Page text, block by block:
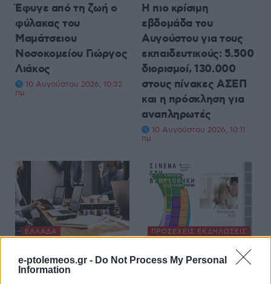
e-ptolemeos.gr - Do Not Process My Personal
Information
Έφυγε από τη ζωή ο
φύλακας του
Μαμάτσειου
Νοσοκομείου Γιώργος
Λιάκος
10 Αυγούστου 2026, 10:32
πμ
Η πιο κρίσιμη
εβδομάδα του
Αυγούστου για τους
εκπαιδευτικούς: 5.500
διορισμοί, 130.000
στους πίνακες ΑΣΕΠ
και η πρόσκληση για
αναπληρωτές
10 Αυγούστου 2026, 10:11
πμ
ΕΛΛΆΔΑ
Τι ισχύει για την αργία
του
ΠΡΟΣΕΧΕΊΣ ΕΚΔΗΛΏΣΕΙΣ
Τετάρτες με θερινό